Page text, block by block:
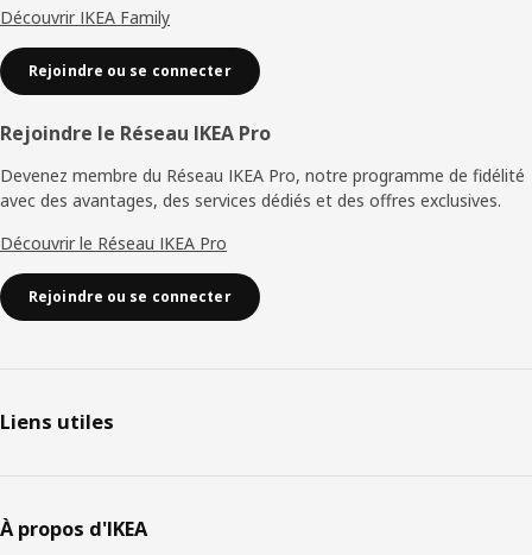
Découvrir IKEA Family
Rejoindre ou se connecter
Rejoindre le Réseau IKEA Pro
Devenez membre du Réseau IKEA Pro, notre programme de fidélité
avec des avantages, des services dédiés et des offres exclusives.
Découvrir le Réseau IKEA Pro
Rejoindre ou se connecter
Liens utiles
À propos d'IKEA